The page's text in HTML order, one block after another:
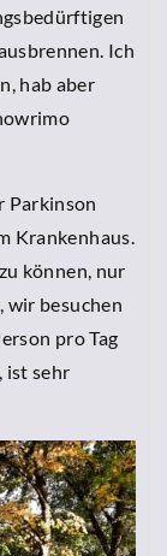
Ich
hab aber
Parkinson
Krankenhaus.
können, nur
wir besuchen
pro Tag
ist sehr